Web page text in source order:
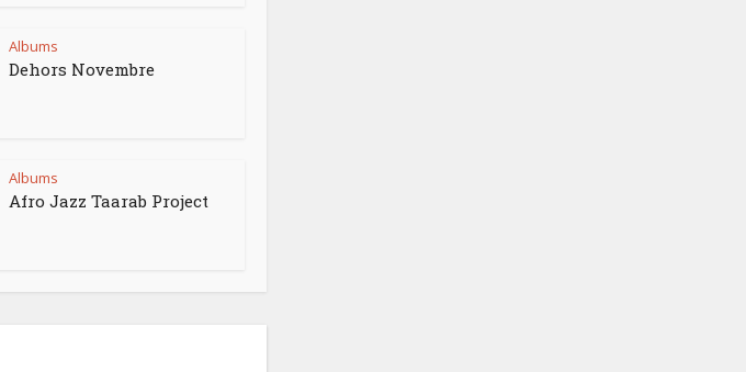
Albums
Dehors Novembre
Albums
Afro Jazz Taarab Project